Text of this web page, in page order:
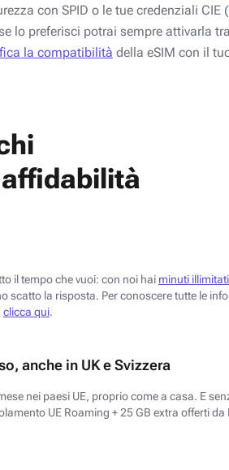
con SPID o le tue credenziali CIE
lo preferisci potrai sempre attivarla
la compatibilità della eSIM con il
il tempo che vuoi: con noi hai minuti illimitati
scatto la risposta. Per conoscere tutte le
clicca qui.
anche in UK e Svizzera
nei paesi UE, proprio come a casa. E
UE Roaming + 25 GB extra offerti da